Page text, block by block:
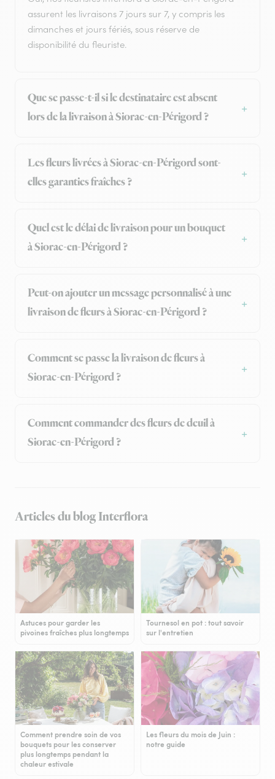
assurent les livraisons 7 jours sur 7, y compris les
dimanches et jours fériés, sous réserve de
disponibilité du fleuriste.
Que se passe-t-il si le destinataire est absent
lors de la livraison à Siorac-en-Périgord ?
Les fleurs livrées à Siorac-en-Périgord sont-
elles garanties fraîches ?
Quel est le délai de livraison pour un bouquet
à Siorac-en-Périgord ?
Peut-on ajouter un message personnalisé à une
livraison de fleurs à Siorac-en-Périgord ?
Comment se passe la livraison de fleurs à
Siorac-en-Périgord ?
Comment commander des fleurs de deuil à
Siorac-en-Périgord ?
Articles du blog Interflora
Astuces pour garder les
pivoines fraîches plus longtemps
Tournesol en pot : tout savoir
sur l'entretien
Comment prendre soin de vos
bouquets pour les conserver
plus longtemps pendant la
chaleur estivale
Les fleurs du mois de Juin :
notre guide